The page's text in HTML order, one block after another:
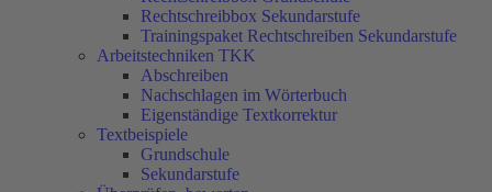
Rechtschreibbox Sekundarstufe
Trainingspaket Rechtschreiben Sekundarstufe
Arbeitstechniken TKK
Abschreiben
Nachschlagen im Wörterbuch
Eigenständige Textkorrektur
Textbeispiele
Grundschule
Sekundarstufe